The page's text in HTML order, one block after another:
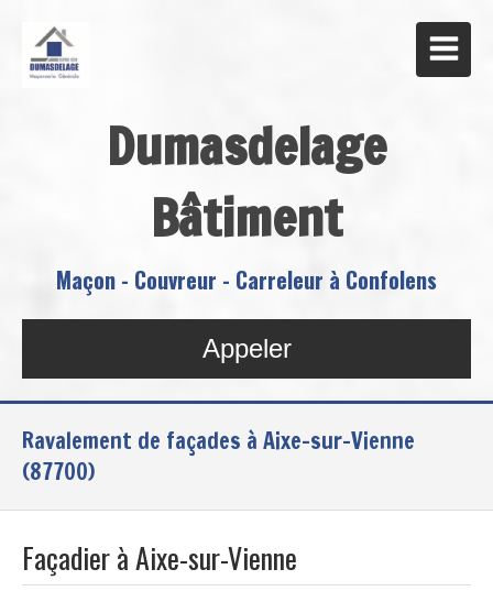
Dumasdelage
Bâtiment
Maçon - Couvreur - Carreleur à Confolens
Appeler
Ravalement de façades à Aixe-sur-Vienne
(87700)
Façadier à Aixe-sur-Vienne